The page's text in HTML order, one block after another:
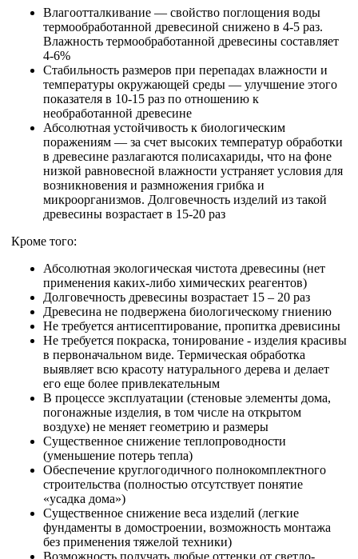
Влагоотталкивание — свойство поглощения воды
термообработанной древесиной снижено в 4-5 раз.
Влажность термообработанной древесины составляет
4-6%
Стабильность размеров при перепадах влажности и
температуры окружающей среды — улучшение этого
показателя в 10-15 раз по отношению к
необработанной древесине
Абсолютная устойчивость к биологическим
поражениям — за счет высоких температур обработки
в древесине разлагаются полисахариды, что на фоне
низкой равновесной влажности устраняет условия для
возникновения и размножения грибка и
микроорганизмов. Долговечность изделий из такой
древесины возрастает в 15-20 раз
Кроме того:
Абсолютная экологическая чистота древесины (нет
применения каких-либо химических реагентов)
Долговечность древесины возрастает 15 – 20 раз
Древесина не подвержена биологическому гниению
Не требуется антисептирование, пропитка древисины
Не требуется покраска, тонирование - изделия красивы
в первоначальном виде. Термическая обработка
выявляет всю красоту натурального дерева и делает
его еще более привлекательным
В процессе эксплуатации (стеновые элементы дома,
погонажные изделия, в том числе на открытом
воздухе) не меняет геометрию и размеры
Существенное снижение теплопроводности
(уменьшение потерь тепла)
Обеспечение круглогодичного полнокомплектного
строительства (полностью отсутствует понятие
«усадка дома»)
Существенное снижение веса изделий (легкие
фундаменты в домостроении, возможность монтажа
без применения тяжелой техники)